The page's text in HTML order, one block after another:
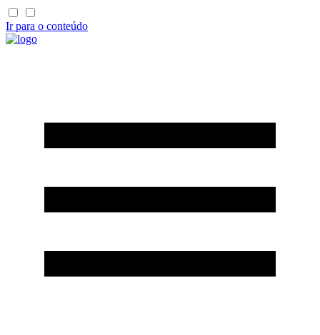
Ir para o conteúdo